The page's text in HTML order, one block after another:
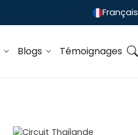
Français
Blogs Témoignages